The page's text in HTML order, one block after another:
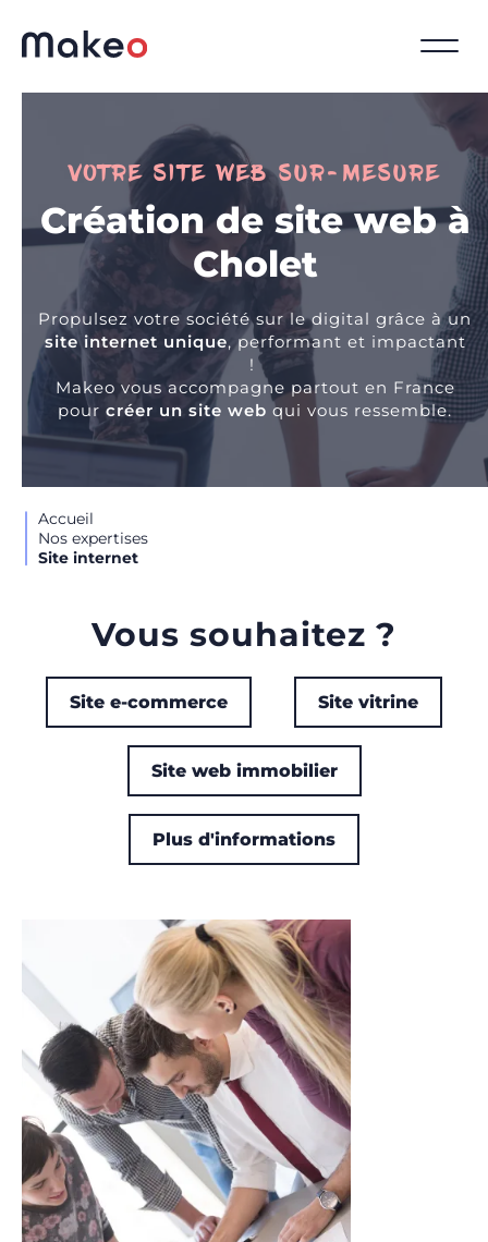
VOTRE SITE WEB SUR-MESURE
Création de site web à
Cholet
Propulsez votre société sur le digital grâce à un
site internet unique, performant et impactant
!
Makeo vous accompagne partout en France
pour créer un site web qui vous ressemble.
Accueil
Nos expertises
Site internet
Vous souhaitez ?
Site e-commerce Site vitrine
Site web immobilier
Plus d'informations